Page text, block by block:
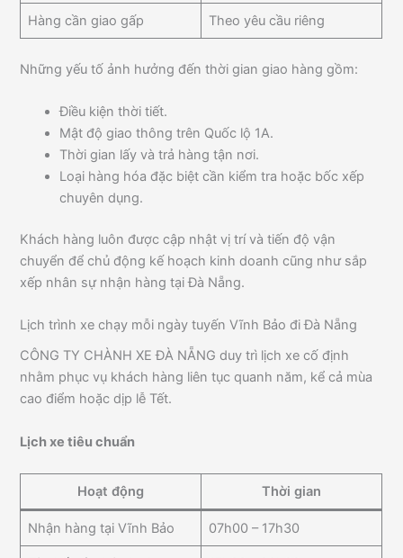
Hàng cần giao gấp Theo yêu cầu riêng
Những yếu tố ảnh hưởng đến thời gian giao hàng gồm:
Điều kiện thời tiết.
Mật độ giao thông trên Quốc lộ 1A.
Thời gian lấy và trả hàng tận nơi.
Loại hàng hóa đặc biệt cần kiểm tra hoặc bốc xếp
chuyên dụng.
Khách hàng luôn được cập nhật vị trí và tiến độ vận
chuyển để chủ động kế hoạch kinh doanh cũng như sắp
xếp nhân sự nhận hàng tại Đà Nẵng.
Lịch trình xe chạy mỗi ngày tuyến Vĩnh Bảo đi Đà Nẵng
CÔNG TY CHÀNH XE ĐÀ NẴNG duy trì lịch xe cố định
nhằm phục vụ khách hàng liên tục quanh năm, kể cả mùa
cao điểm hoặc dịp lễ Tết.
Lịch xe tiêu chuẩn
Hoạt động Thời gian
Nhận hàng tại Vĩnh Bảo 07h00 – 17h30